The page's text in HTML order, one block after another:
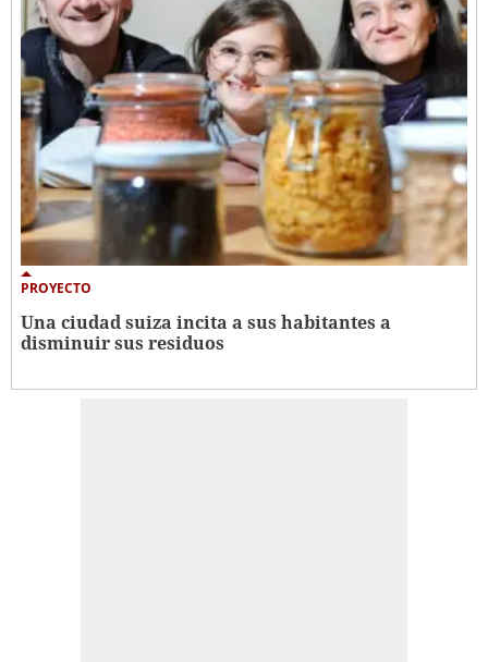
PROYECTO
Una ciudad suiza incita a sus habitantes a
disminuir sus residuos